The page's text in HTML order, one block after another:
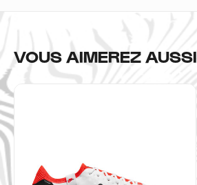
VOUS AIMEREZ AUSSI